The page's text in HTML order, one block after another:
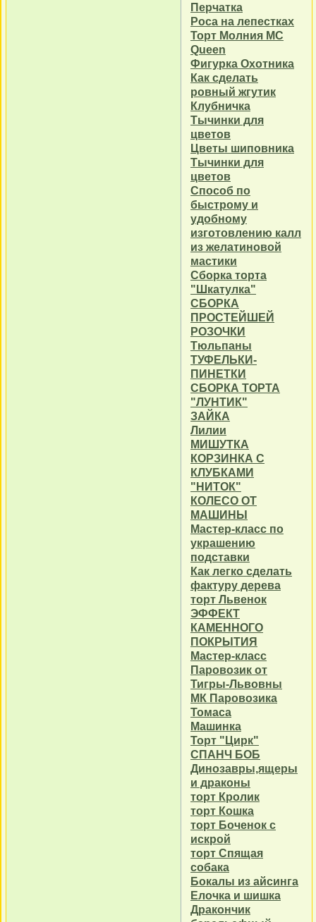
Перчатка
Роса на лепестках
Торт Молния MC
Queen
Фигурка Охотника
Как сделать
ровный жгутик
Клубничка
Тычинки для
цветов
Цветы шиповника
Тычинки для
цветов
Способ по
быстрому и
удобному
изготовлению калл
из желатиновой
мастики
Сборка торта
"Шкатулка"
СБОРКА
ПРОСТЕЙШЕЙ
РОЗОЧКИ
Тюльпаны
ТУФЕЛЬКИ-
ПИНЕТКИ
СБОРКА ТОРТА
"ЛУНТИК"
ЗАЙКА
Лилии
МИШУТКА
КОРЗИНКА С
КЛУБКАМИ
"НИТОК"
КОЛЕСО ОТ
МАШИНЫ
Мастер-класс по
украшению
подставки
Как легко сделать
фактуру дерева
торт Львенок
ЭФФЕКТ
КАМЕННОГО
ПОКРЫТИЯ
Мастер-класс
Паровозик от
Тигры-Львовны
МК Паровозика
Томаса
Машинка
Торт "Цирк"
СПАНЧ БОБ
Динозавры,ящеры
и драконы
торт Кролик
торт Кошка
торт Боченок с
искрой
торт Спящая
собака
Бокалы из айсинга
Елочка и шишка
Дракончик